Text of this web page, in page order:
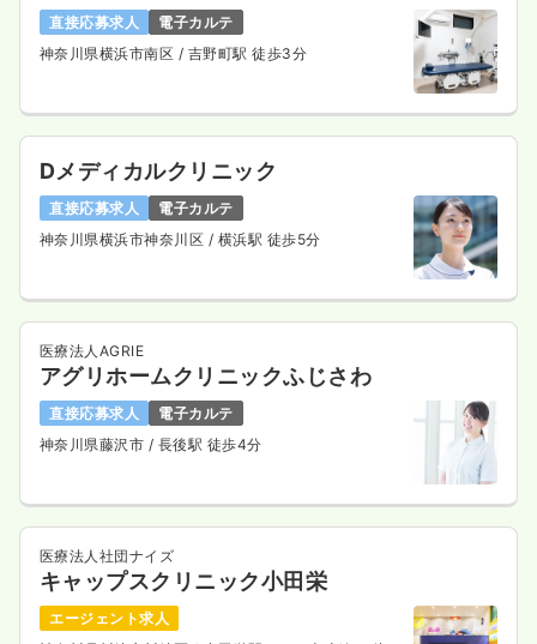
直接応募求人
電子カルテ
神奈川県横浜市南区 / 吉野町駅 徒歩3分
Dメディカルクリニック
直接応募求人
電子カルテ
神奈川県横浜市神奈川区 / 横浜駅 徒歩5分
医療法人AGRIE
アグリホームクリニックふじさわ
直接応募求人
電子カルテ
神奈川県藤沢市 / 長後駅 徒歩4分
医療法人社団ナイズ
キャップスクリニック小田栄
エージェント求人